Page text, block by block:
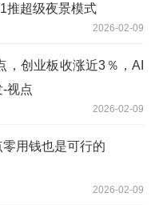
推超级夜景模式
2026-02-09
，创业板收涨近3％，AI
视点
2026-02-09
用钱也是可行的
2026-02-09